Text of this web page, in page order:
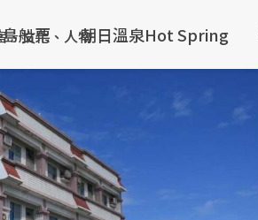
船票 朝日溫泉Hot Spring